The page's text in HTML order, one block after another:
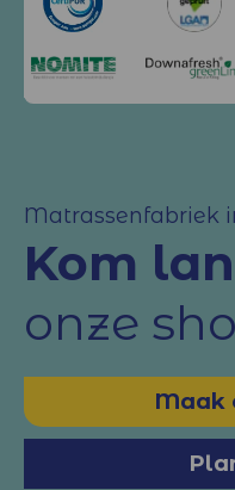
Matrassenfabriek
Kom
onze
Maak